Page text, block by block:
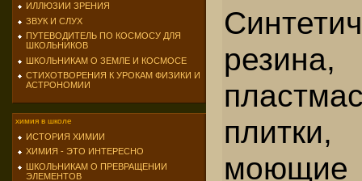
ИЛЛЮЗИИ ЗРЕНИЯ
ЗВУК И СЛУХ
ПУТЕВОДИТЕЛЬ ПО КОСМОСУ ДЛЯ
ШКОЛЬНИКОВ
ШКОЛЬНИКАМ О ЗЕМЛЕ И КОСМОСЕ
СТИХОТВОРЕНИЯ К УРОКАМ ФИЗИКИ И
АСТРОНОМИИ
химия в школе
ИСТОРИЯ ХИМИИ
ХИМИЯ - ЭТО ИНТЕРЕСНО
ШКОЛЬНИКАМ О ПРЕВРАЩЕНИИ
ЭЛЕМЕНТОВ
резина,